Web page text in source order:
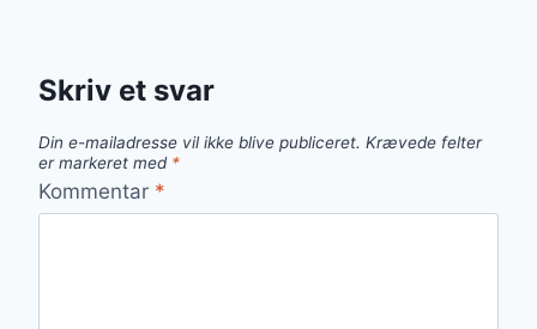
Skriv et svar
Din e-mailadresse vil ikke blive publiceret. Krævede felter
er markeret med *
Kommentar *